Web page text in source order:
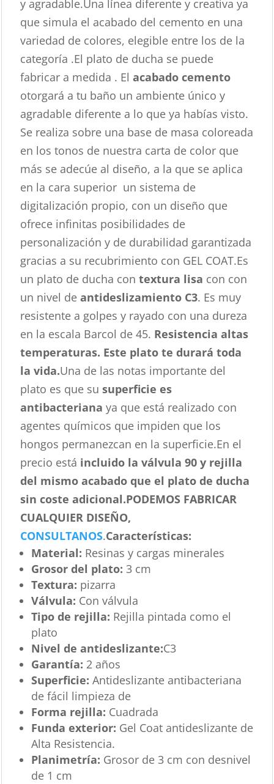
y agradable.Una línea diferente y creativa ya
que simula el acabado del cemento en una
variedad de colores, elegible entre los de la
categoría .El plato de ducha se puede
fabricar a medida . Elacabado cemento
otorgará a tu baño un ambiente único y
agradable diferente a lo que ya habías visto.
Se realiza sobre una base de masa coloreada
en los tonos de nuestra carta de color que
más se adecúe al diseño, a la que se aplica
en la cara superior un sistema de
digitalización propio, con un diseño que
ofrece infinitas posibilidades de
personalización y de durabilidad garantizada
gracias a su recubrimiento con GEL COAT.Es
un plato de ducha con textura lisa con con
un nivel deantideslizamiento C3. Es muy
resistente a golpes y rayado con una dureza
en la escala Barcol de 45. Resistencia altas
temperaturas. Este plato te durará toda
la vida.Una de las notas importante del
plato es que susuperficie es
antibacterianaya que está realizado con
agentes químicos que impiden que los
hongos permanezcan en la superficie.En el
precio está incluido la válvula 90 y rejilla
del mismo acabado que el plato de ducha
sin coste adicional.PODEMOS FABRICAR
CUALQUIER DISEÑO,
CONSULTANOS.Características:
Material: Resinas y cargas minerales
Grosor del plato: 3 cm
Textura: pizarra
Válvula: Con válvula
Tipo de rejilla: Rejilla pintada como el
plato
Nivel de antideslizante:C3
Garantía: 2 años
Superficie: Antideslizante antibacteriana
de fácil limpieza de
Forma rejilla: Cuadrada
Funda exterior: Gel Coat antideslizante de
Alta Resistencia.
Planimetría: Grosor de 3 cm con desnivel
de 1 cm